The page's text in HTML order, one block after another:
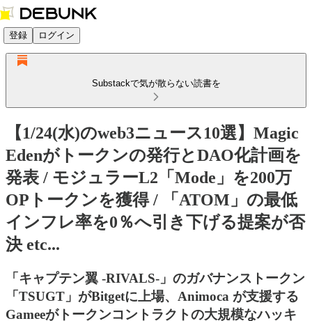
登録 ログイン
Substackで気が散らない読書を
【1/24(水)のweb3ニュース10選】Magic
Edenがトークンの発行とDAO化計画を
発表 / モジュラーL2「Mode」を200万
OPトークンを獲得 / 「ATOM」の最低
インフレ率を0％へ引き下げる提案が否
決 etc...
「キャプテン翼 -RIVALS-」のガバナンストークン
「TSUGT」がBitgetに上場、Animoca が支援する
Gameeがトークンコントラクトの大規模なハッキ